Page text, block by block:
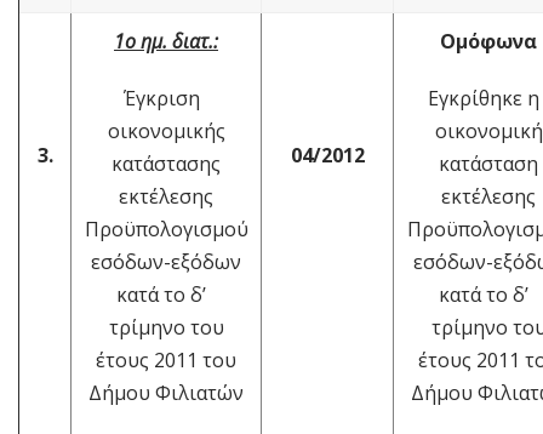
3.
1ο ημ. διατ.:
Έγκριση
οικονομικής
κατάστασης
εκτέλεσης
Προϋπολογισμού
εσόδων-εξόδων
κατά το δ’
τρίμηνο του
έτους 2011 του
Δήμου Φιλιατών
04/2012
Ομόφωνα
Εγκρίθηκε
οικονομική
κατάσταση
εκτέλεσης
εσόδων-
κατά το δ’
τρίμηνο
έτους 2011
Δήμου